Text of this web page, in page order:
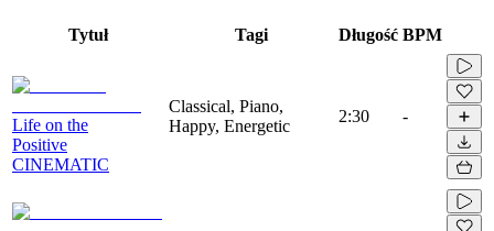
Tytuł Tagi Długość BPM
Life on the
Positive
CINEMATIC
Classical, Piano,
Happy, Energetic
2:30 -